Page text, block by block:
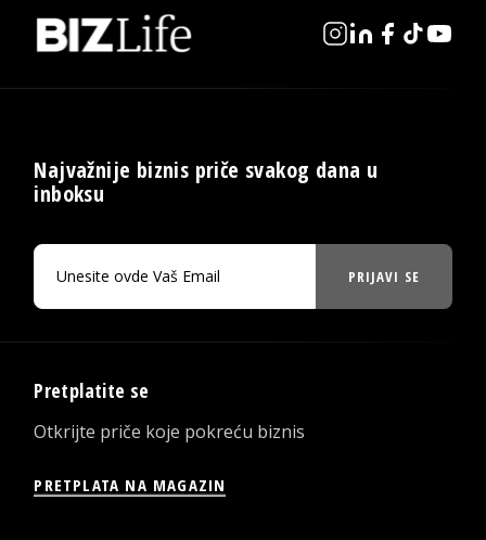
Najvažnije biznis priče svakog dana u
inboksu
PRIJAVI SE
Pretplatite se
Otkrijte priče koje pokreću biznis
PRETPLATA NA MAGAZIN